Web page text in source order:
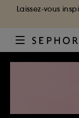
Laissez-vous